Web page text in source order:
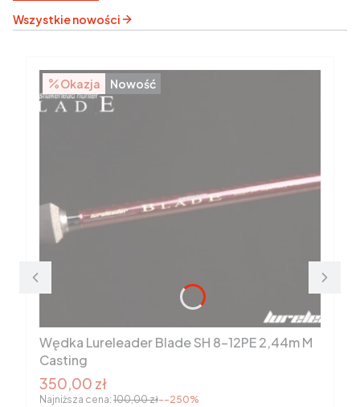
Wszystkie nowości
Okazja Nowość
Wędka Lureleader Blade SH 8-12PE 2,44m M
Casting
Cena promocyjna
350,00 zł
Najniższa cena: 100,00 zł--250%